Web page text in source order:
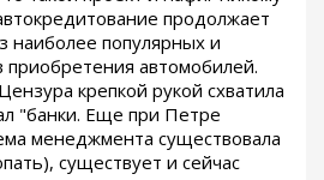
продолжает
наиболее популярных и
приобретения автомобилей.
крепкой рукой схватила
"банки. Еще при Петре
менеджмента существовала
существует и сейчас